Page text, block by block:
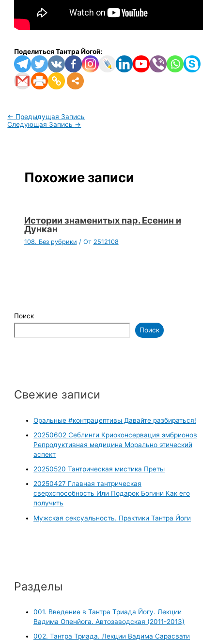
Поделиться Тантра Йогой:
← Предыдущая Запись
Следующая Запись →
Похожие записи
Истории знаменитых пар. Есенин и
Дункан
108. Без рубрики / От 2512108
Поиск
Поиск
Свежие записи
Оральные #контрацептивы Давайте разбираться!
20250602 Себлинги Криоконсервация эмбрионов
Репродуктивная медицина Морально этический
аспект
20250520 Тантрическая мистика Преты
20250427 Главная тантрическая
сверхспособность Или Подарок Богини Как его
получить
Мужская сексуальность. Практики Тантра Йоги
Разделы
001. Введение в Тантра Триада Йогу. Лекции
Вадима Опенйога. Автозаводская (2011-2013)
002. Тантра Триада. Лекции Вадима Сарасвати